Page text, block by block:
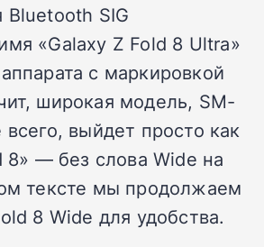
Bluetooth SIG
«Galaxy Z Fold 8 Ultra»
с маркировкой
широкая модель, SM-
всего, выйдет просто как
8» — без слова Wide на
тексте мы продолжаем
8 Wide для удобства.